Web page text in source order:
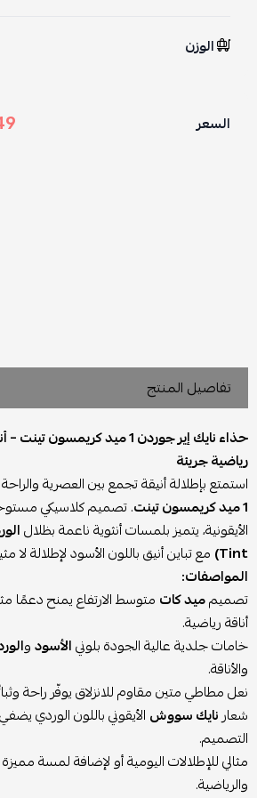
الوزن
السعر
تفاصيل المنتج
حذاء نايك إير جوردن 1 ميد
رياضية جريئة
استمتع بإطلالة أنيقة تجمع بين العصرية
1 ميد كريمسون تينت
. تصميم كلاسيكي
الأيقونية، يتميز بلمسات أنثوية ناعمة بظلال
Tint) مع تباين أنيق باللون الأسود لإطلالة لا
المواصفات:
تصميمميد كات متوسط الارتفاع يمنح دعمًا
أناقة رياضية.
خامات جلدية عالية الجودة بلونيالأسودو
والأناقة.
نعل مطاطي متين مقاوم للانزلاق يوفّر راحة
شعارنايك سووش الأيقوني باللون الوردي
التصميم.
مثالي للإطلالات اليومية أو لإضافة لمسة
والرياضية.